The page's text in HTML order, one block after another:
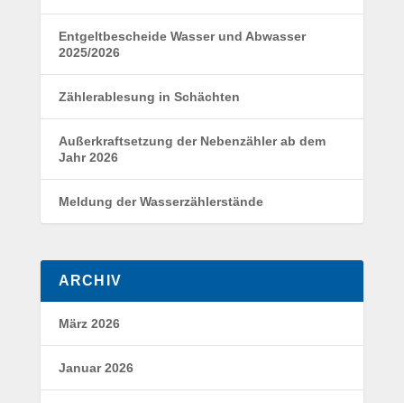
Entgeltbescheide Wasser und Abwasser
2025/2026
Zählerablesung in Schächten
Außerkraftsetzung der Nebenzähler ab dem
Jahr 2026
Meldung der Wasserzählerstände
ARCHIV
März 2026
Januar 2026